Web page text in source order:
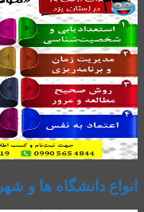
انواع دانشگاه ها و